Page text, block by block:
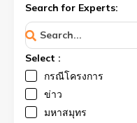
Search for Experts:
Select :
กรณีโครงการ
ข่าว
มหาสมุทร